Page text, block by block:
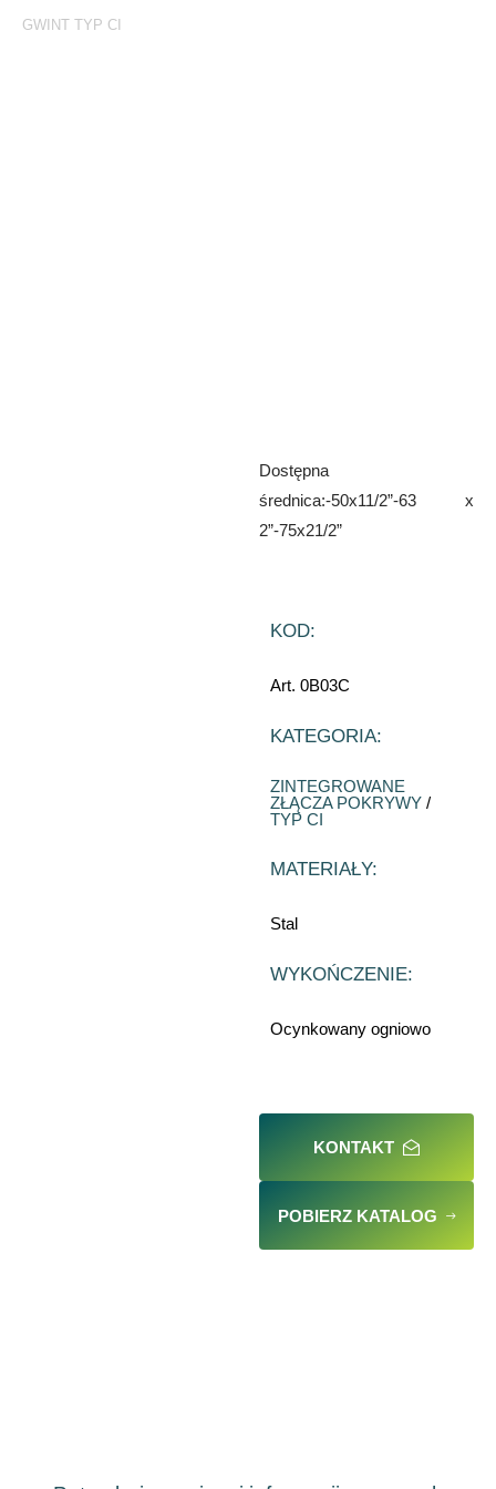
GWINT TYP CI
Dostępna
średnica:-50x11/2”-63 x
2”-75x21/2”
KOD:
Art. 0B03C
KATEGORIA:
ZINTEGROWANE
ZŁĄCZA POKRYWY /
TYP CI
MATERIAŁY:
Stal
WYKOŃCZENIE:
Ocynkowany ogniowo
KONTAKT
POBIERZ KATALOG